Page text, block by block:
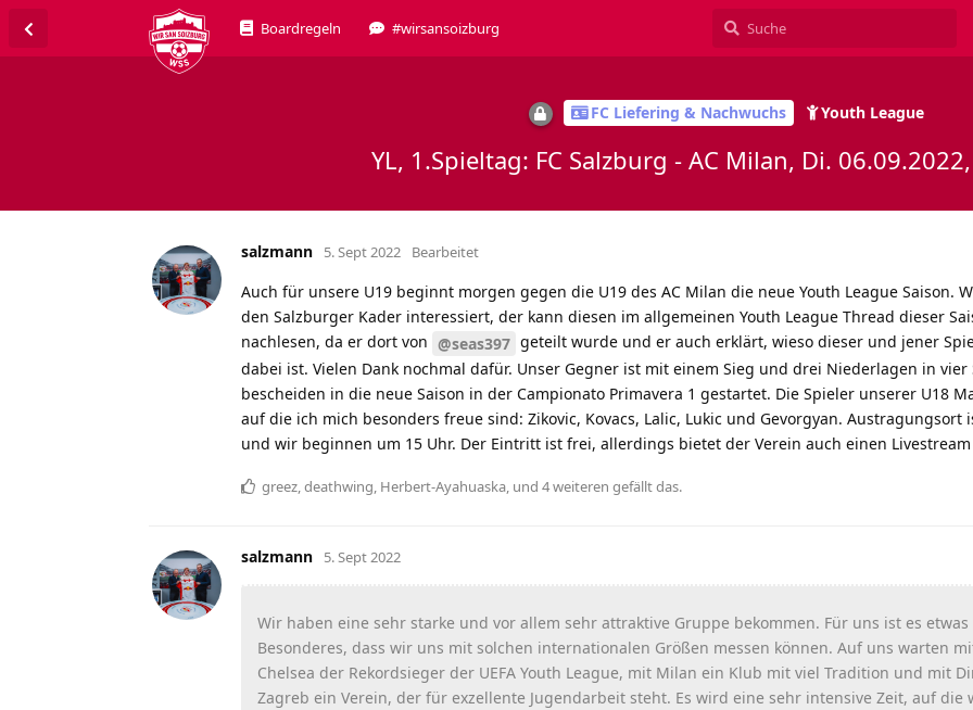
Boardregeln #wirsansoizburg
FC Liefering & Nachwuchs Youth League
YL, 1.Spieltag: FC Salzburg - AC Milan, Di.
salzmann 5. Sept 2022 Bearbeitet
Auch für unsere U19 beginnt morgen gegen die U19 des AC Milan die neue Youth League Saison.
den Salzburger Kader interessiert, der kann diesen im allgemeinen Youth League Thread dieser
nachlesen, da er dort von @seas397 geteilt wurde und er auch erklärt, wieso dieser und jener
dabei ist. Vielen Dank nochmal dafür. Unser Gegner ist mit einem Sieg und drei Niederlagen in vier
bescheiden in die neue Saison in der Campionato Primavera 1 gestartet. Die Spieler unserer U18
auf die ich mich besonders freue sind: Zikovic, Kovacs, Lalic, Lukic und Gevorgyan. Austragungsort
und wir beginnen um 15 Uhr. Der Eintritt ist frei, allerdings bietet der Verein auch einen Livestream
greez deathwing Herbert-Ayahuaska , und 4weiteren gefällt das.
salzmann 5. Sept 2022
Wir haben eine sehr starke und vor allem sehr attraktive Gruppe bekommen. Für uns ist es etwas
Besonderes, dass wir uns mit solchen internationalen Größen messen können. Auf uns warten
Chelsea der Rekordsieger der UEFA Youth League, mit Milan ein Klub mit viel Tradition und mit
Zagreb ein Verein, der für exzellente Jugendarbeit steht. Es wird eine sehr intensive Zeit, auf die